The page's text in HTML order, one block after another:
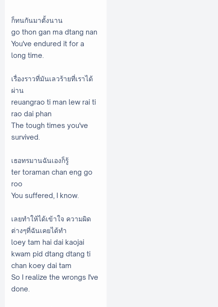
ก็ทนกันมาตั้งนาน
go thon gan ma dtang nan
You've endured it for a
long time.
เรื่องราวที่มันเลวร้ายที่เราได้
ผ่าน
reuangrao ti man lew rai ti
rao dai phan
The tough times you've
survived.
เธอทรมานฉันเองก็รู้
ter toraman chan eng go
roo
You suffered, I know.
เลยทําให้ได้เข้าใจ ความผิด
ต่างๆที่ฉันเคยได้ทํา
loey tam hai dai kaojai
kwam pid dtang dtang ti
chan koey dai tam
So I realize the wrongs I've
done.